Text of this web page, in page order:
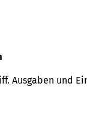
Aus­gaben und